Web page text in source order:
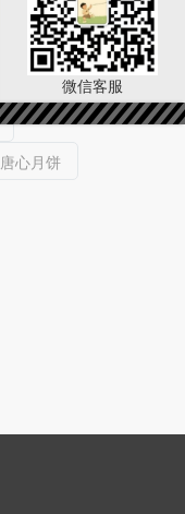
唐心月饼
微信客服